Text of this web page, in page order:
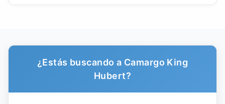
¿Estás buscando a Camargo King
Hubert?